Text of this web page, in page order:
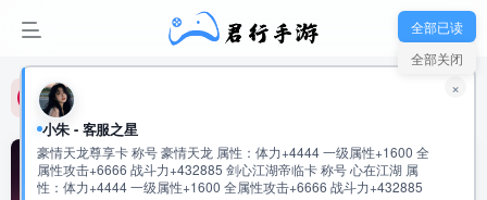
君行手游-玩家新群：992475915
君行手游-玩家新群：992475915
君行手游-玩家新群：992475915
全部已读
全部关闭
小朱 - 客服之星
豪情天龙尊享卡 称号 豪情天龙 属性：体力+4444 一级属性+1600 全
属性攻击+6666 战斗力+432885 剑心江湖帝临卡 称号 心在江湖 属
性：体力+4444 一级属性+1600 全属性攻击+6666 战斗力+432885
×